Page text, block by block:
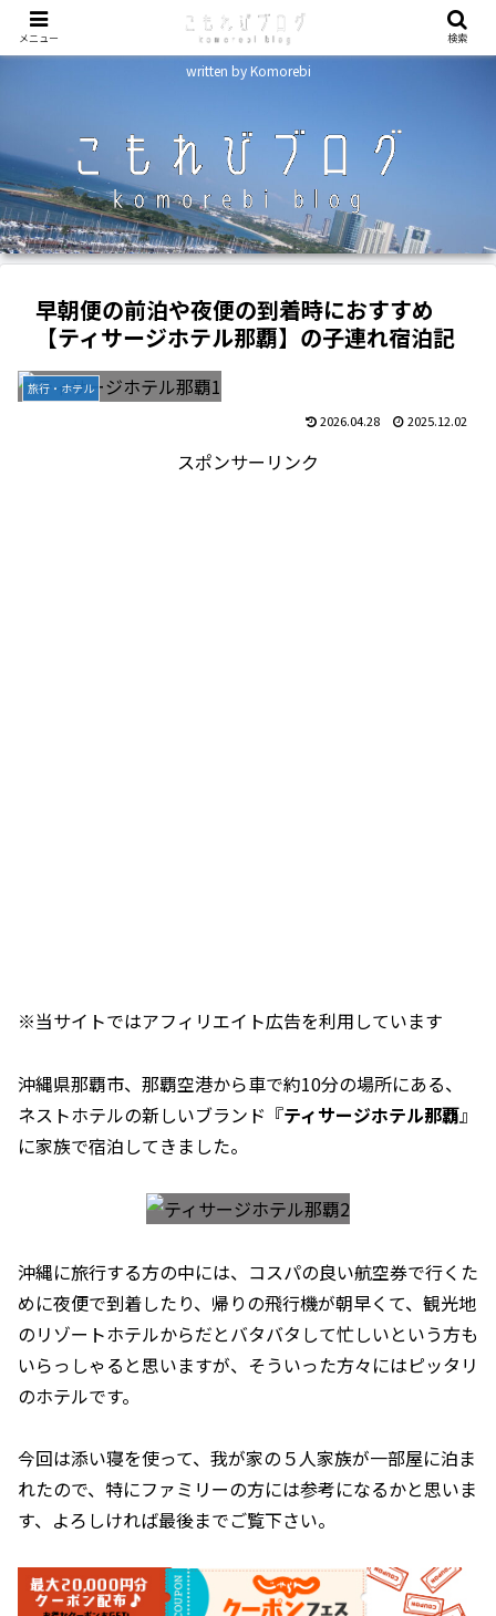
written by Komorebi
早朝便の前泊や夜便の到着時におすすめ
【ティサージホテル那覇】の子連れ宿泊記
旅行・ホテル
2026.04.28 2025.12.02
スポンサーリンク
※当サイトではアフィリエイト広告を利用しています
沖縄県那覇市、那覇空港から車で約10分の場所にある、
ネストホテルの新しいブランド『ティサージホテル那覇』
に家族で宿泊してきました。
沖縄に旅行する方の中には、コスパの良い航空券で行くた
めに夜便で到着したり、帰りの飛行機が朝早くて、観光地
のリゾートホテルからだとバタバタして忙しいという方も
いらっしゃると思いますが、そういった方々にはピッタリ
のホテルです。
今回は添い寝を使って、我が家の５人家族が一部屋に泊ま
れたので、特にファミリーの方には参考になるかと思いま
す、よろしければ最後までご覧下さい。
メニュー 検索